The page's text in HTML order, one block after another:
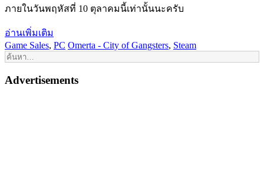
ภายในวันพฤหัสที่ 10 ตุลาคมนี้เท่านั้นนะครับ
อ่านเพิ่มเติม
Game Sales, PC Omerta - City of Gangsters, Steam
Advertisements